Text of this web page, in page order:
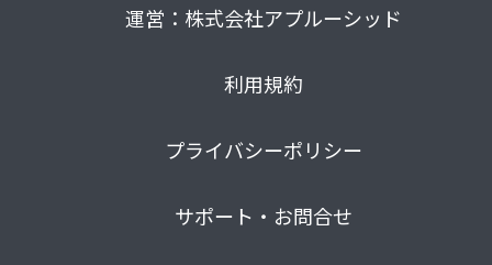
運営：株式会社アプルーシッド
利用規約
プライバシーポリシー
サポート・お問合せ